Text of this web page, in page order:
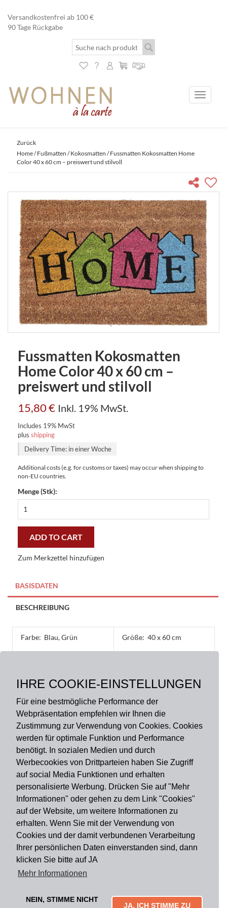
IHRE COOKIE-EINSTELLUNGEN
Für eine bestmögliche Performance der
Webpräsentation empfehlen wir Ihnen die
Zustimmung zur Verwendung von Cookies. Cookies
werden für optimale Funktion und Performance
benötigt. In sozialen Medien und durch
Werbecookies von Drittparteien haben Sie Zugriff
auf social Media Funktionen und erhalten
personalisierte Werbung. Drücken Sie auf "Mehr
Informationen" oder gehen zu dem Link "Cookies"
auf der Website, um weitere Informationen zu
erhalten. Wenn Sie mit der Verwendung von
Cookies und der damit verbundenen Verarbeitung
Ihrer persönlichen Daten einverstanden sind, dann
klicken Sie bitte auf JA
Mehr Informationen
NEIN, STIMME NICHT
JA, ICH STIMME ZU
Versandkostenfrei ab 100 €
90 Tage Rückgabe
Toggle
Zurück
Home/Fußmatten /Kokosmatten / Fussmatten Kokosmatten Home
Color 40 x 60 cm – preiswert und stilvoll
Fussmatten Kokosmatten
Home Color 40 x 60 cm –
preiswert und stilvoll
15,80€ Inkl. 19% MwSt.
Includes 19% MwSt
plus shipping
Delivery Time: in einer Woche
Additional costs (e.g. for customs or taxes) may occur when shipping to
non-EU countries.
Menge (Stk):
Kokosmatten
Color
x
-
preiswert
und
quantity
ADD TO CART
Zum Merkzettel hinzufügen
BASISDATEN
BESCHREIBUNG
Farbe: Blau, Grün Größe: 40 x 60 cm
Rückseite: PVC
Zahlungsart
Versandart
Du findest uns auch auf
Informationen
Impressum Widerruf
Mytailor croodles